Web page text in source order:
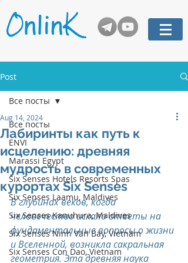
Post
Все посты
ENVI
Marassi Egypt
Six Senses Hotels Resorts Spas
Six Senses Laamu, Maldives
Six Senses Kanuhura, Maldives
Six Senses Ninh Van Bay, Vietnam
Six Senses Con Dao, Vietnam
Все посты
Лабиринты как путь к
исцелению: древняя
мудрость в современных
курортах Six Senses
Aug 14, 2024
В глубинах веков, когда
человечество искало ответы на
фундаментальные вопросы о жизни
и Вселенной, возникла сакральная
геометрия. Эта древняя наука